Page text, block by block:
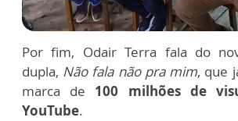
Por fim, Odair Terra fala do
dupla, Não fala não pra mim, que
marca de 100 milhões de
YouTube.